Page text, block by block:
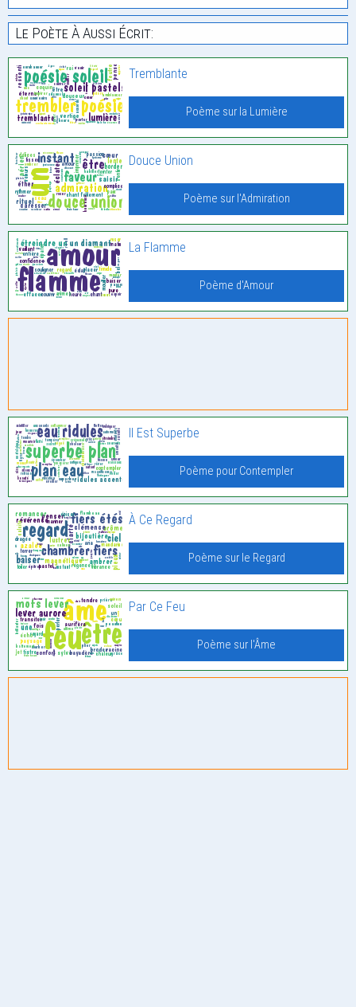
Le Poète À Aussi Écrit:
Tremblante
Poème sur la Lumière
Douce Union
Poème sur l'Admiration
La Flamme
Poème d'Amour
Il Est Superbe
Poème pour Contempler
À Ce Regard
Poème sur le Regard
Par Ce Feu
Poème sur l'Âme